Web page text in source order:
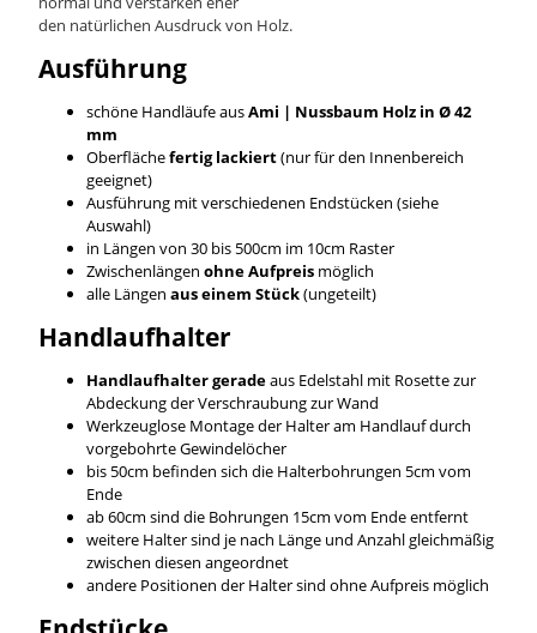
den natürlichen Ausdruck von Holz.
Ausführung
schöne Handläufe ausAmi | Nussbaum Holz in Ø 42
mm
Oberflächefertig lackiert(nur für den Innenbereich
geeignet)
Ausführung mit verschiedenen Endstücken (siehe
Auswahl)
in Längen von 30 bis 500cm im 10cm Raster
Zwischenlängen ohne Aufpreis möglich
alle Längen aus einem Stück(ungeteilt)
Handlaufhalter
Handlaufhalter geradeaus Edelstahl mit Rosette zur
Abdeckung der Verschraubung zur Wand
Werkzeuglose Montage der Halter am Handlauf durch
vorgebohrte Gewindelöcher
bis 50cm befinden sich die Halterbohrungen 5cm vom
Ende
ab 60cm sind die Bohrungen 15cm vom Ende entfernt
weitere Halter sind je nach Länge und Anzahl gleichmäßig
zwischen diesen angeordnet
andere Positionen der Halter sind ohne Aufpreis möglich